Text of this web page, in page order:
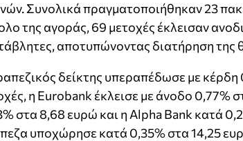
Συνολικά πραγματοποιήθηκαν 23
της αγοράς, 69 μετοχές έκλεισαν
αποτυπώνοντας διατήρηση της
δείκτης υπεραπέδωσε με κέρδη
η Eurobank έκλεισε με άνοδο 0,77%
στα 8,68 ευρώ και η Alpha Bank κατά
υποχώρησε κατά 0,35% στα 14,25